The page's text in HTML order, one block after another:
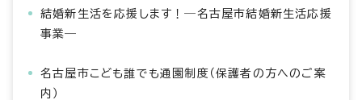
結婚新生活を応援します！―名古屋市結婚新生活応援
事業―
名古屋市こども誰でも通園制度（保護者の方へのご案
内）